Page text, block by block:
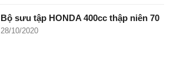
Bộ sưu tập HONDA 400cc thập niên 70
28/10/2020